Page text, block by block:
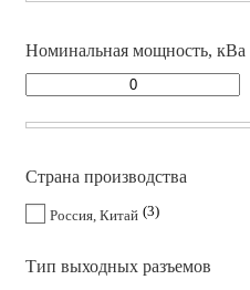
Номинальная мощность, кВа
Страна производства
Россия, Китай 3
Тип выходных разъемов